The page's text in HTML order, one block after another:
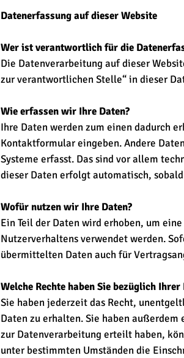
Datenerfassung auf dieser Website
Wer ist verantwortlich für die
Die Datenverarbeitung auf dieser
zur verantwortlichen Stelle“ in dieser
Wie erfassen wir Ihre Daten?
Ihre Daten werden zum einen dadurch
Kontaktformular eingeben. Andere
Systeme erfasst. Das sind vor allem
dieser Daten erfolgt automatisch,
Wofür nutzen wir Ihre Daten?
Ein Teil der Daten wird erhoben, um
Nutzerverhaltens verwendet werden.
übermittelten Daten auch für
Welche Rechte haben Sie bezüglich Ihrer
Sie haben jederzeit das Recht,
Daten zu erhalten. Sie haben
zur Datenverarbeitung erteilt haben,
unter bestimmten Umständen die